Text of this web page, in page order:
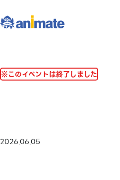
※このイベントは終了しました
2026.06.05